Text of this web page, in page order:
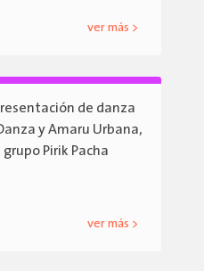
ver más >
de danza
y Amaru Urbana,
Pirik Pacha
ver más >